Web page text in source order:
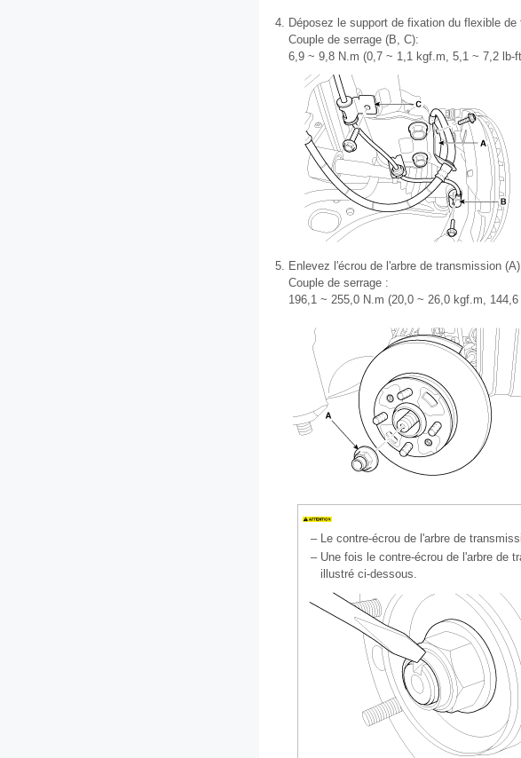
4. Déposez le support de fixation du flexible
Couple de serrage (B, C):
6,9 ~ 9,8 N.m (0,7 ~ 1,1 kgf.m, 5,1 ~ 7,2 lb-
5. Enlevez l'écrou de l'arbre de transmission
Couple de serrage :
196,1 ~ 255,0 N.m (20,0 ~ 26,0 kgf.m,
– Le contre-écrou de l'arbre de
– Une fois le contre-écrou de l'arbre de
illustré ci-dessous.